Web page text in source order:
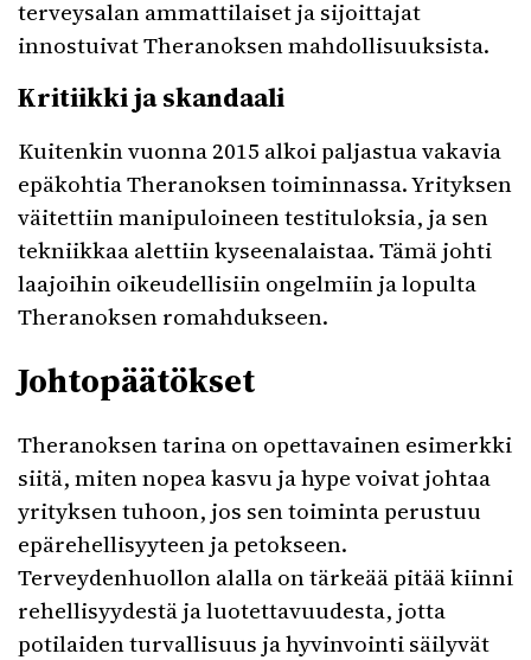
terveysalan ammattilaiset ja sijoittajat
innostuivat Theranoksen mahdollisuuksista.
Kritiikki ja skandaali
Kuitenkin vuonna 2015 alkoi paljastua vakavia
epäkohtia Theranoksen toiminnassa. Yrityksen
väitettiin manipuloineen testituloksia, ja sen
tekniikkaa alettiin kyseenalaistaa. Tämä johti
laajoihin oikeudellisiin ongelmiin ja lopulta
Theranoksen romahdukseen.
Johtopäätökset
Theranoksen tarina on opettavainen esimerkki
siitä, miten nopea kasvu ja hype voivat johtaa
yrityksen tuhoon, jos sen toiminta perustuu
epärehellisyyteen ja petokseen.
Terveydenhuollon alalla on tärkeää pitää kiinni
rehellisyydestä ja luotettavuudesta, jotta
potilaiden turvallisuus ja hyvinvointi säilyvät